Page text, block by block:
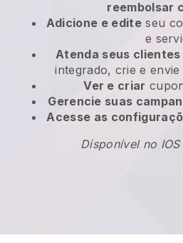
reembolsar
Adicione e editeseu
e
Atenda seus clientes
integrado, crie e
Ver e criar
Gerencie suas
Acesse as
Disponível no